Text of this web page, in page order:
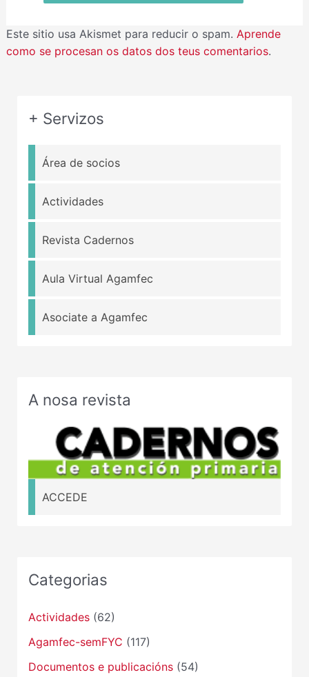
Este sitio usa Akismet para reducir o spam. Aprende
como se procesan os datos dos teus comentarios.
+ Servizos
Área de socios
Actividades
Revista Cadernos
Aula Virtual Agamfec
Asociate a Agamfec
A nosa revista
ACCEDE
Categorias
Actividades(62)
Agamfec-semFYC (117)
Documentos e publicacións(54)